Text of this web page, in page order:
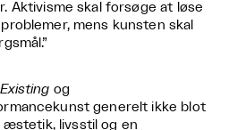
Aktivisme skal forsøge at løse
mens kunsten skal
og
generelt ikke blot
æstetik, livsstil og en